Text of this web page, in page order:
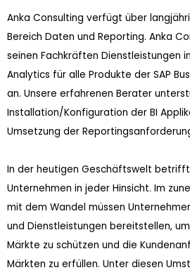
Anka Consulting verfügt über
Bereich Daten und Reporting. Anka
seinen Fachkräften Dienstleistungen
Analytics für alle Produkte der SAP
an. Unsere erfahrenen Berater
Installation/Konfiguration der BI
Umsetzung der
In der heutigen Geschäftswelt
Unternehmen in jeder Hinsicht. Im
mit dem Wandel müssen
und Dienstleistungen bereitstellen,
Märkte zu schützen und die
Märkten zu erfüllen. Unter diesen